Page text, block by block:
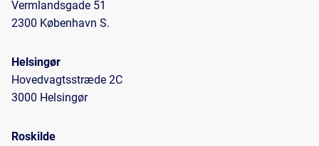
Vermlandsgade 51
2300 København S.
Helsingør
Hovedvagtsstræde 2C
3000 Helsingør
Roskilde